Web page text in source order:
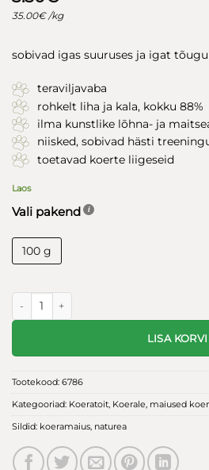
35.00€ /kg
sobivad igas suuruses ja igat
teraviljavaba
rohkelt liha ja kala, kokku 88%
ilma kunstlike lõhna- ja
niisked, sobivad hästi
toetavad koerte liigeseid
Laos
Vali pakend
100 g
Naturea koeramaius "Duck semimoist"
LISA KORVI
Tootekood: 6786
Kategooriad: Koeratoit, Koerale, maiused
Sildid: koeramaius, naturea